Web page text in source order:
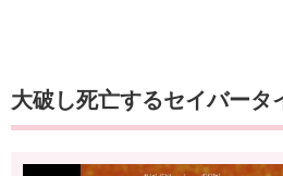
大破し死亡するセイバータ